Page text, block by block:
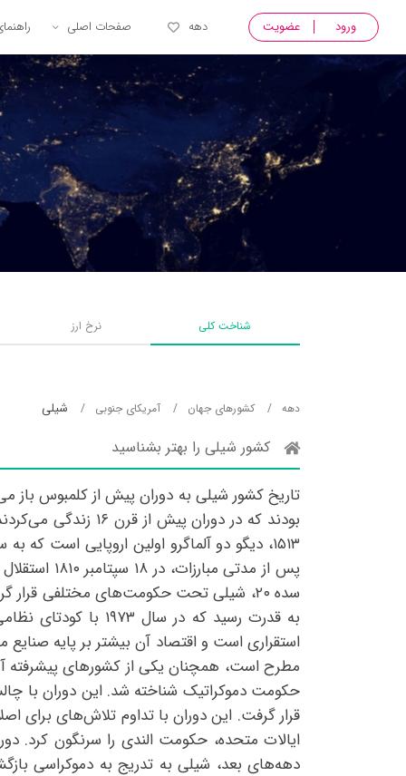
ورود عضویت دهه صفحات اصلی
شناخت کلی نرخ ارز
دهه کشورهای جهان آمریکای جنوبی شیلی
کشور شیلی را بهتر بشناسید
تاریخ کشور شیلی به دوران پیش از کلمبوس باز
بودند که در
پس از
به قدرت رسید که
استقراری است و اقتصاد آن بیشتر بر پایه
مطرح است، همچنان یکی از کشورهای پیشرفته
ایالات متحده، حکومت الندی را سرنگون کرد.